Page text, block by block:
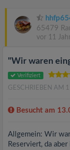
65479
vor 11
"Wir waren
Verifiziert
GESCHRIEBEN AM
Besucht am
Allgemein: Wir
Reserviert, da